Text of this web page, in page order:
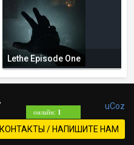
Lethe Episode One
онлайн: 1
uCoz
КОНТАКТЫ / НАПИШИТЕ НАМ